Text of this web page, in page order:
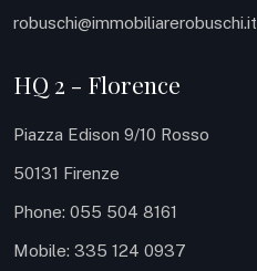
robuschi@immobiliarerobuschi.it
HQ 2 - Florence
Piazza Edison 9/10 Rosso
50131 Firenze
Phone: 055 504 8161
Mobile: 335 124 0937